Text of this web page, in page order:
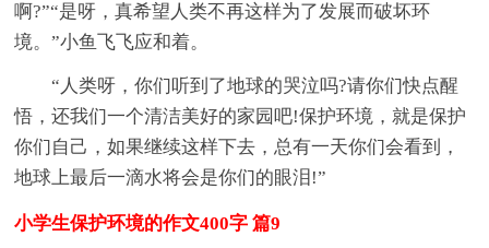
啊?”“是呀，真希望人类不再这样为了发展而破坏环
境。”小鱼飞飞应和着。
“人类呀，你们听到了地球的哭泣吗?请你们快点醒
悟，还我们一个清洁美好的家园吧!保护环境，就是保护
你们自己，如果继续这样下去，总有一天你们会看到，
地球上最后一滴水将会是你们的眼泪!”
小学生保护环境的作文400字 篇9